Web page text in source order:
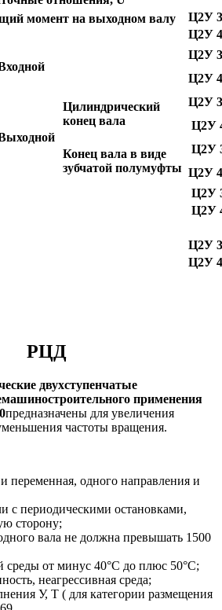
момент на выходном валу
Ц2У
Ц2У
Ц2У
Ц2У
Цилиндрический
конец вала
Ц2У
Ц2У
Конец вала в виде
зубчатой полумуфты
Ц2У
Ц2У
Ц2У
Ц2У
Ц2У
Ц2У
РЦД
двухступенчатые
применения
предназначены для увеличения
частоты вращения.
переменная, одного направления и
с периодическими остановками,
сторону;
вала не должна превышать 1500
среды от минус 40°C до плюс 50°С;
неагрессивная среда;
У, Т ( для категории размещения